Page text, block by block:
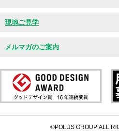
現地ご見学
メルマガのご案内
©POLUS GROUP. ALL